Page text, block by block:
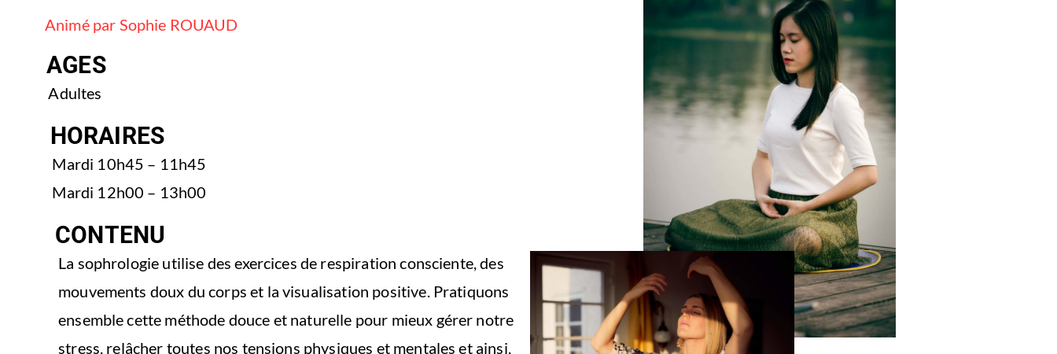
Animé par Sophie ROUAUD
AGES
Adultes
HORAIRES
Mardi 10h45 – 11h45
Mardi 12h00 – 13h00
CONTENU
La sophrologie utilise des exercices de respiration consciente, des
mouvements doux du corps et la visualisation positive. Pratiquons
ensemble cette méthode douce et naturelle pour mieux gérer notre
stress, relâcher toutes nos tensions physiques et mentales et ainsi,